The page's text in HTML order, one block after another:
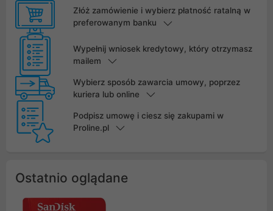
Złóż zamówienie i wybierz płatność ratalną w
preferowanym banku
Wypełnij wniosek kredytowy, który otrzymasz
mailem
Wybierz sposób zawarcia umowy, poprzez
kuriera lub online
Podpisz umowę i ciesz się zakupami w
Proline.pl
Ostatnio oglądane